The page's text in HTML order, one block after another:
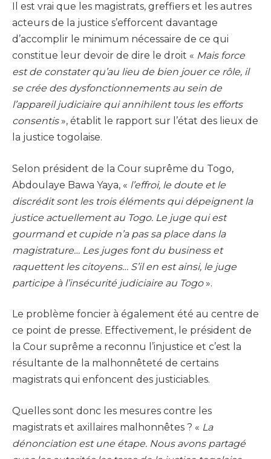
Il est vrai que les magistrats, greffiers et les autres
acteurs de la justice s’efforcent davantage
d’accomplir le minimum nécessaire de ce qui
constitue leur devoir de dire le droit « Mais force
est de constater qu’au lieu de bien jouer ce rôle, il
se crée des dysfonctionnements au sein de
l’appareil judiciaire qui annihilent tous les efforts
consentis», établit le rapport sur l’état des lieux de
la justice togolaise.
Selon président de la Cour suprême du Togo,
Abdoulaye Bawa Yaya, « l’effroi, le doute et le
discrédit sont les trois éléments qui dépeignent la
justice actuellement au Togo. Le juge qui est
gourmand et cupide n’a pas sa place dans la
magistrature… Les juges font du business et
raquettent les citoyens… S’il en est ainsi, le juge
participe à l’insécurité judiciaire au Togo».
Le problème foncier à également été au centre de
ce point de presse. Effectivement, le président de
la Cour suprême a reconnu l’injustice et c’est la
résultante de la malhonnêteté de certains
magistrats qui enfoncent des justiciables.
Quelles sont donc les mesures contre les
magistrats et axillaires malhonnêtes ? « La
dénonciation est une étape. Nous avons partagé